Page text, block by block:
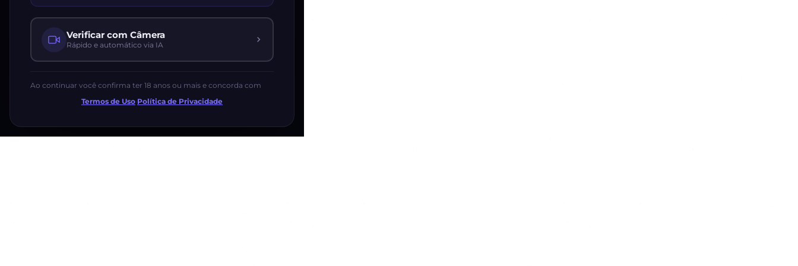
Verificar com Câmera
Rápido e automático via IA
Ao continuar você confirma ter 18 anos ou mais e concorda com
Termos de Uso·Política de Privacidade